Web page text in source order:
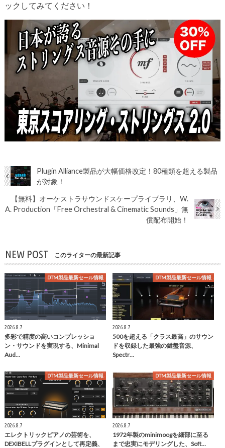
ックしてみてください！
Plugin Alliance製品が大幅価格改定！80種類を超える製品
が対象！
【無料】オーケストラサウンドスケープライブラリ、W.
A. Production「Free Orchestral & Cinematic Sounds」無
償配布開始！
NEW POST このライターの最新記事
DTM製品最新セール情報
2026.8.7
多彩で精度の高いコンプレッショ
ン・サウンドを実現する、Minimal
Aud…
DTM製品最新セール情報
2026.8.7
500を超える「クラス最高」のサウン
ドを収録した最強の鍵盤音源、
Spectr…
DTM製品最新セール情報
2026.8.7
エレクトリックピアノの芸術を、
DEXIBELLプラグインとして再定義、
DTM製品最新セール情報
2026.8.7
1972年製のminimoogを細部に至る
まで忠実にモデリングした、Soft…